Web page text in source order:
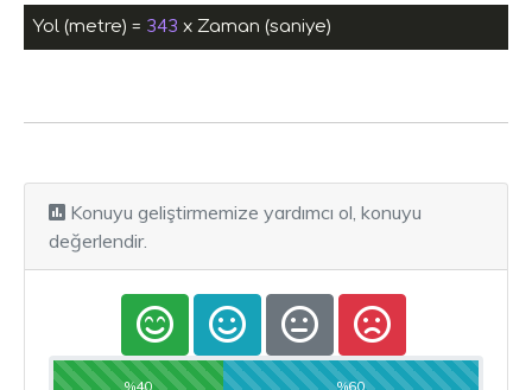
Yol (metre) = 343
Konuyu geliştirmemize yardımcı ol, konuyu
değerlendir.
%40 %60